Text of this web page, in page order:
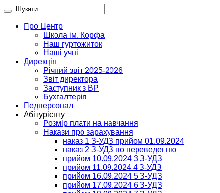
Про Центр
Школа ім. Корфа
Наш гуртожиток
Наші учні
Дирекція
Річний звіт 2025-2026
Звіт директора
Заступник з ВР
Бухгалтерія
Педперсонал
Абітурієнту
Розмір плати на навчання
Накази про зарахування
наказ 1 З-УДЗ прийом 01.09.2024
наказ 2 З-УДЗ по переведенню
прийом 10.09.2024 3 З-УДЗ
прийом 11.09.2024 4 З-УДЗ
прийом 16.09.2024 5 З-УДЗ
прийом 17.09.2024 6 З-УДЗ